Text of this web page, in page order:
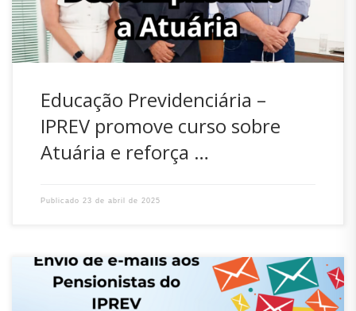
Educação Previdenciária –
IPREV promove curso sobre
Atuária e reforça …
Publicado 23 de abril de 2025